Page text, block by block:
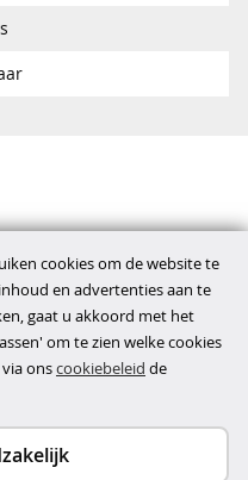
cookies om de website te
en advertenties aan te
gaat u akkoord met het
om te zien welke cookies
onscookiebeleid de